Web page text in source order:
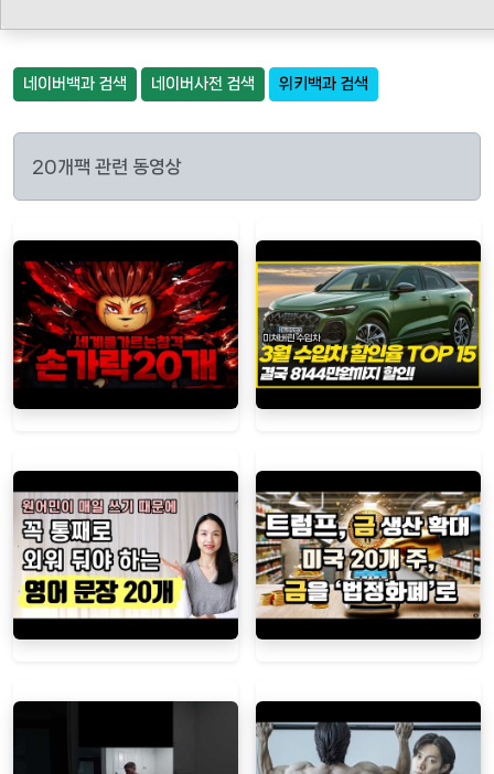
네이버백과 검색 네이버사전 검색 위키백과 검색
20개팩 관련 동영상